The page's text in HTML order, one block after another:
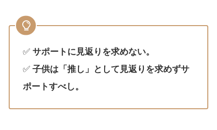
✅ サポートに見返りを求めない。
✅ 子供は「推し」として見返りを求めずサ
ポートすべし。